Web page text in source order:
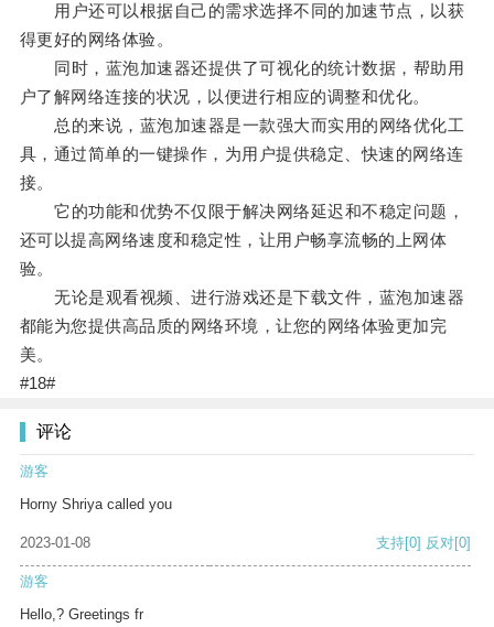
用户还可以根据自己的需求选择不同的加速节点，以获
得更好的网络体验。
同时，蓝泡加速器还提供了可视化的统计数据，帮助用
户了解网络连接的状况，以便进行相应的调整和优化。
总的来说，蓝泡加速器是一款强大而实用的网络优化工
具，通过简单的一键操作，为用户提供稳定、快速的网络连
接。
它的功能和优势不仅限于解决网络延迟和不稳定问题，
还可以提高网络速度和稳定性，让用户畅享流畅的上网体
验。
无论是观看视频、进行游戏还是下载文件，蓝泡加速器
都能为您提供高品质的网络环境，让您的网络体验更加完
美。
#18#
评论
游客
Horny Shriya called you
2023-01-08 支持[0] 反对[0]
游客
Hello,? Greetings fr